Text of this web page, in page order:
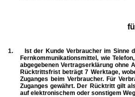
1.
Ist der Kunde Verbraucher im Sinne
Fernkommunikationsmittel, wie
abgegebenen Vertragserklärung ohne
Rücktrittsfrist beträgt 7 Werktage,
Zuganges beim Verbraucher. Für
Zuganges gewährt. Der Rücktritt gilt
auf elektronischem oder sonstigem